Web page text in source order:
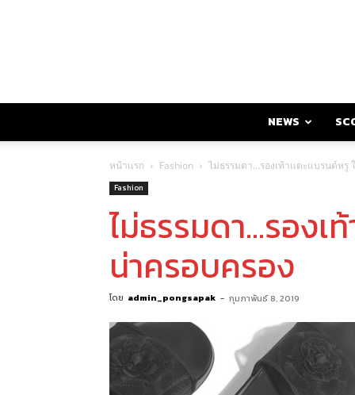
NEWS
หน้าแรก Fashion ไม่ธรรมดา…รองเท้าแตะแบรนด์หรู
Fashion
ไม่ธรรมดา…รองเ
น่าครอบครอง
โดย admin_pongsapak - กุมภาพันธ์ 8, 2019